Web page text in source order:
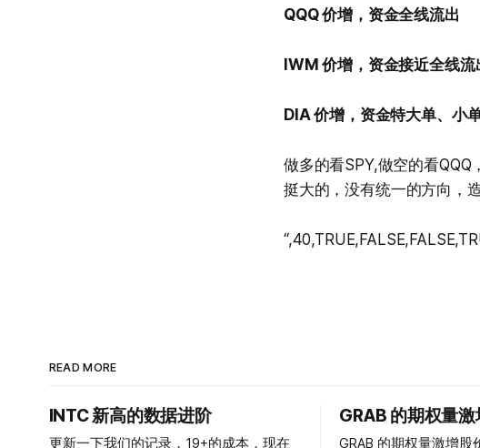
QQQ 价增，资金全线流出
IWM 价增，资金接近全线流
DIA 价增，资金特大单、小
做多的看SPY,做空的看
挺大的，没有统一的方向，
READ MORE
INTC 新高的数据进阶
更新一下我们的记录，19+的成本，现在
GRAB 的期权量
GRAB 的期权量激增股价下跌